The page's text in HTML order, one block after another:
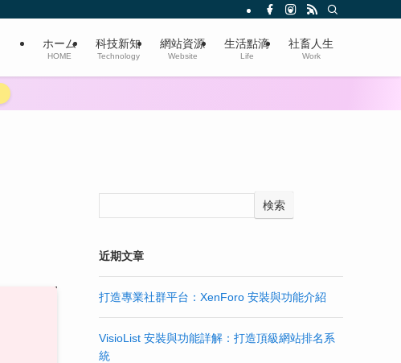
ホーム
HOME
科技新知
Technology
網站資源
Website
生活點滴
Life
社畜人生
Work
検索
近期文章
打造專業社群平台：XenForo 安裝與功能介紹
VisioList 安裝與功能詳解：打造頂級網站排名系
統